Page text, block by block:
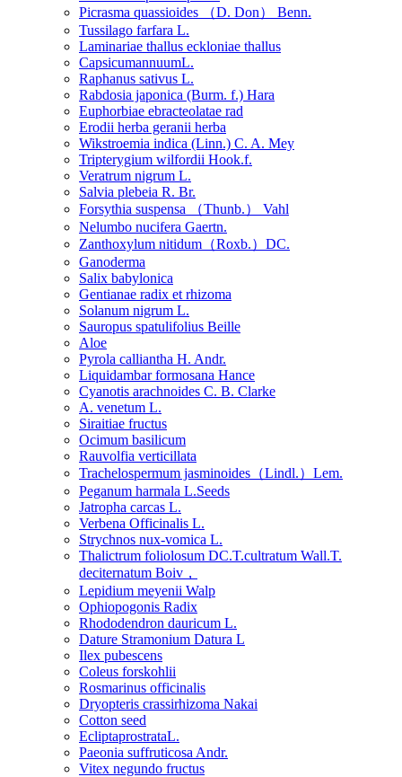
Picrasma quassioides （D. Don） Benn.
Tussilago farfara L.
Laminariae thallus eckloniae thallus
CapsicumannuumL.
Raphanus sativus L.
Rabdosia japonica (Burm. f.) Hara
Euphorbiae ebracteolatae rad
Erodii herba geranii herba
Wikstroemia indica (Linn.) C. A. Mey
Tripterygium wilfordii Hook.f.
Veratrum nigrum L.
Salvia plebeia R. Br.
Forsythia suspensa （Thunb.） Vahl
Nelumbo nucifera Gaertn.
Zanthoxylum nitidum（Roxb.）DC.
Ganoderma
Salix babylonica
Gentianae radix et rhizoma
Solanum nigrum L.
Sauropus spatulifolius Beille
Aloe
Pyrola calliantha H. Andr.
Liquidambar formosana Hance
Cyanotis arachnoides C. B. Clarke
A. venetum L.
Siraitiae fructus
Ocimum basilicum
Rauvolfia verticillata
Trachelospermum jasminoides（Lindl.）Lem.
Peganum harmala L.Seeds
Jatropha carcas L.
Verbena Officinalis L.
Strychnos nux-vomica L.
Thalictrum foliolosum DC.T.cultratum Wall.T.
deciternatum Boiv，
Lepidium meyenii Walp
Ophiopogonis Radix
Rhododendron dauricum L.
Dature Stramonium Datura L
Ilex pubescens
Coleus forskohlii
Rosmarinus officinalis
Dryopteris crassirhizoma Nakai
Cotton seed
EcliptaprostrataL.
Paeonia suffruticosa Andr.
Vitex negundo fructus